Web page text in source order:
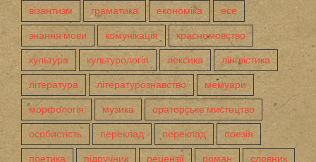
візантизм граматика економіка есе
знання мови комунікація красномовство
культура культурологія лексика лінгвістика
література літературознавство мемуари
морфологія музика ораторське мистецтво
особистість переклад переклад поезія
поетика підручник рецензії роман словник